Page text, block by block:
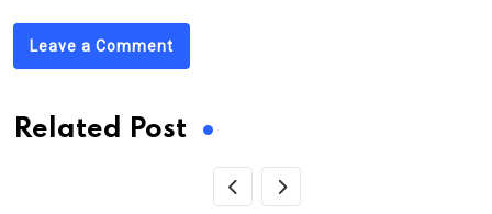
Leave a Comment
Related Post